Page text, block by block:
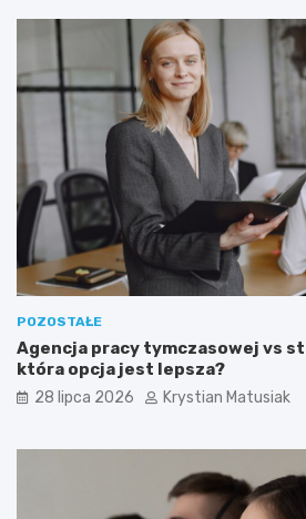
POZOSTAŁE
Agencja pracy tymczasowej vs
która opcja jest lepsza?
28 lipca 2026 Krystian Matusiak